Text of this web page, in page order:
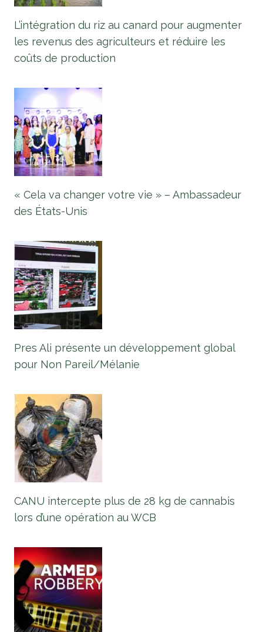
L’intégration du riz au canard pour augmenter
les revenus des agriculteurs et réduire les
coûts de production
« Cela va changer votre vie » – Ambassadeur
des États-Unis
Pres Ali présente un développement global
pour Non Pareil/Mélanie
CANU intercepte plus de 28 kg de cannabis
lors d’une opération au WCB